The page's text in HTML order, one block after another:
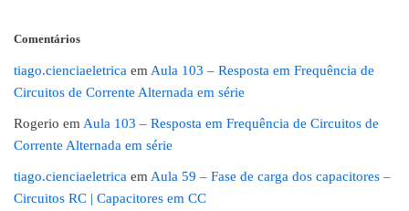
Comentários
tiago.cienciaeletrica em Aula 103 – Resposta em Frequência de
Circuitos de Corrente Alternada em série
Rogerio em Aula 103 – Resposta em Frequência de Circuitos de
Corrente Alternada em série
tiago.cienciaeletrica em Aula 59 – Fase de carga dos capacitores –
Circuitos RC | Capacitores em CC